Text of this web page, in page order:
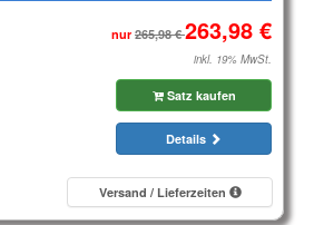
nur
inkl. 19% MwSt.
Satz kaufen
Details
Versand / Lieferzeiten